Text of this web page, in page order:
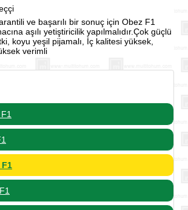
ve başarılı bir sonuç için Obez F1
aşılı yetiştiricilik yapılmalıdır.Çok güçlü
koyu yeşil pijamalı, İç kalitesi yüksek,
verimli